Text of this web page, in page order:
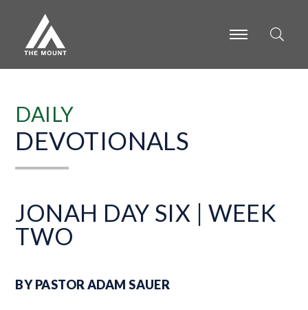
-
-
DAILY
DEVOTIONALS
JONAH DAY SIX | WEEK
TWO
BY PASTOR ADAM SAUER